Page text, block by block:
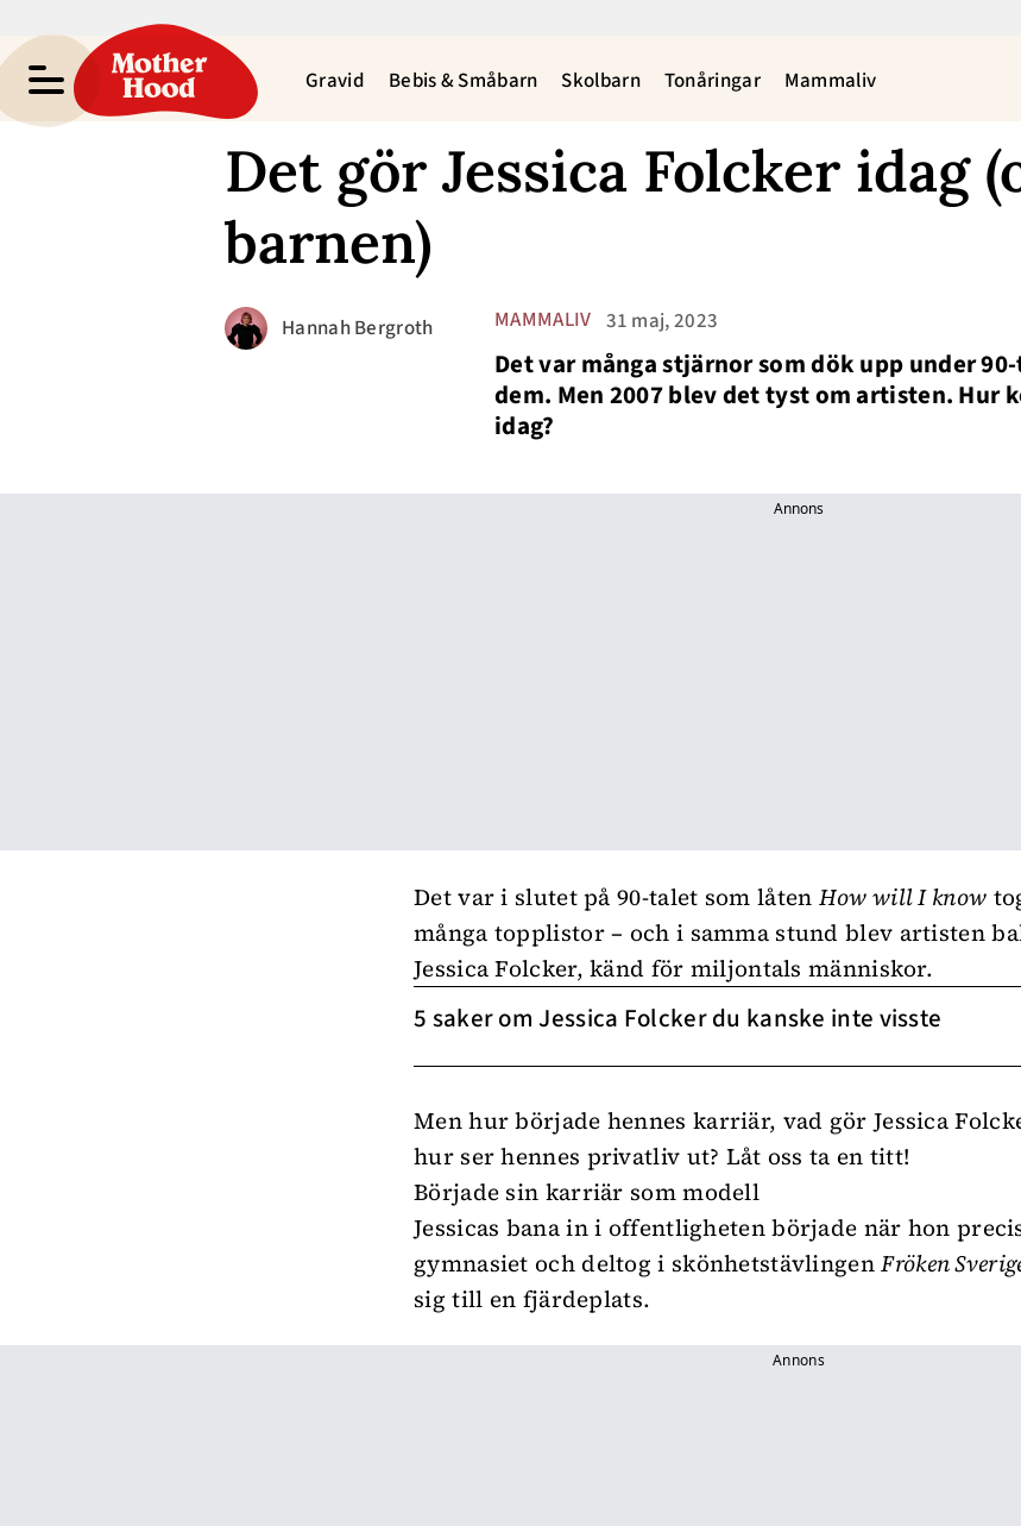
Gravid Bebis & Småbarn Skolbarn Tonåringar Mammaliv
Det gör Jessica Folcker idag
barnen)
MAMMALIV 31 maj, 2023
Hannah Bergroth
Det var många stjärnor som dök upp under
dem. Men 2007 blev det tyst om artisten. Hur
idag?
Annons
Det var i slutet på 90-talet som låten How will I know
många topplistor – och i samma stund blev artisten
Jessica Folcker, känd för miljontals människor.
5 saker om Jessica Folcker du kanske inte visste
Men hur började hennes karriär, vad gör Jessica
hur ser hennes privatliv ut? Låt oss ta en titt!
Började sin karriär som modell
Jessicas bana in i offentligheten började när hon
gymnasiet och deltog i skönhetstävlingenFröken
sig till en fjärdeplats.
Annons